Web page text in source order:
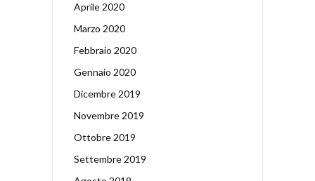
Aprile 2020
Marzo 2020
Febbraio 2020
Gennaio 2020
Dicembre 2019
Novembre 2019
Ottobre 2019
Settembre 2019